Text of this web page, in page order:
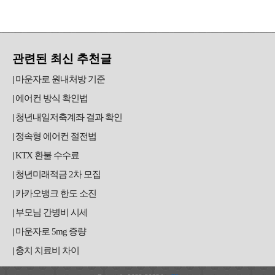
관련된 최신 추천글
마운자로 원내처방 기준
에어컨 방식 확인법
청년내일저축계좌 결과 확인
정속형 에어컨 절전법
KTX 환불 수수료
청년미래적금 2차 모집
카카오뱅크 한도 소진
부모님 간병비 시세
마운자로 5mg 증량
충치 치료비 차이